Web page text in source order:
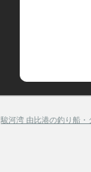
駿河湾 由比港の釣り船・